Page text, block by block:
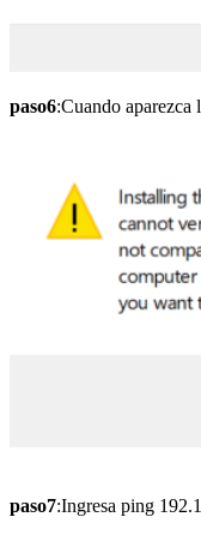
paso6:Cuando aparezca
paso7:Ingresa ping